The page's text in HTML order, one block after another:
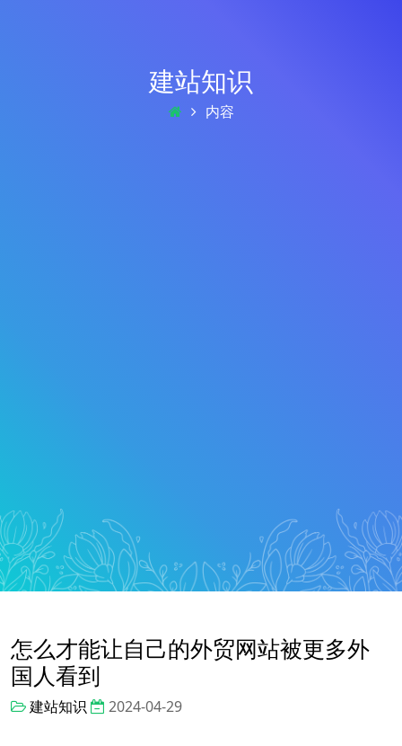
建站知识
内容
怎么才能让自己的外贸网站被更多外
国人看到
建站知识 2024-04-29